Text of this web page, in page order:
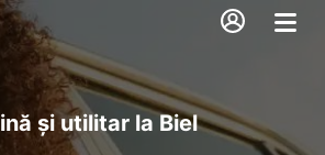
și utilitar la Biel